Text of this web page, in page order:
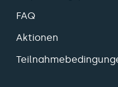
FAQ
Aktionen